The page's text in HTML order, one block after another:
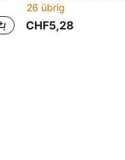
26 übrig
CHF5,28